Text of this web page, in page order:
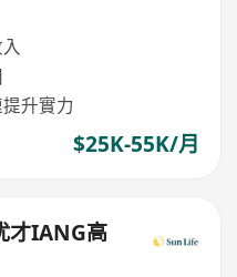
升實力
$25K-55K/月
才IANG高